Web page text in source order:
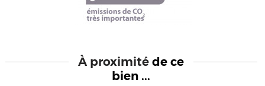
À proximitéde ce
bien ...